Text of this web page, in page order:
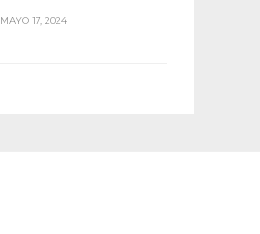
MAYO 17, 2024